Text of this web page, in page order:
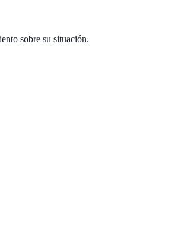
sobre su situación.